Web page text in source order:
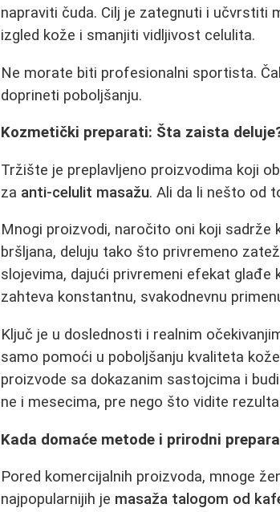
napraviti čuda. Cilj je zategnuti i učvrstiti
izgled kože i smanjiti vidljivost celulita.
Ne morate biti profesionalni sportista.
doprineti poboljšanju.
Kozmetički preparati: Šta zaista
Tržište je preplavljeno proizvodima koji
za anti-celulit masažu. Ali da li nešto od
Mnogi proizvodi, naročito oni koji
bršljana, deluju tako što privremeno
slojevima, dajući privremeni efekat
zahteva konstantnu, svakodnevnu
Ključ je u doslednosti i realnim
samo pomoći u poboljšanju kvaliteta
proizvode sa dokazanim sastojcima i
ne i mesecima, pre nego što vidite
Kada domaće metode i prirodni
Pored komercijalnih proizvoda, mnoge
najpopularnijih je masaža talogom od